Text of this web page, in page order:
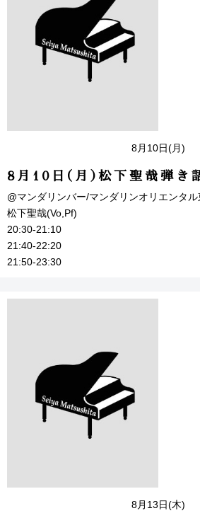
8月10日(月)
8月10日(月)松下聖哉弾き
@マンダリンバー/マンダリンオリエンタ
松下聖哉(Vo,Pf)
20:30-21:10
21:40-22:20
21:50-23:30
8月13日(木)